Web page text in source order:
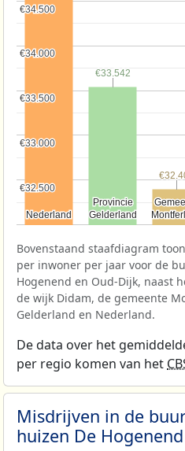
Nederland
Nederland Gelderland
Gelderland
Provincie
Provincie
€32.500
€32.500
€33.000
€33.000
€33.500
€33.500
€34.000
€34.000
€34.500
€34.500
€33.542
€33.542
Bovenstaand staafdiagram
per inwoner per jaar voor de
Hogenend en Oud-Dijk, naast
de wijk Didam, de gemeente
Gelderland en Nederland.
De data over het
per regio komen van het
Misdrijven in de
huizen De